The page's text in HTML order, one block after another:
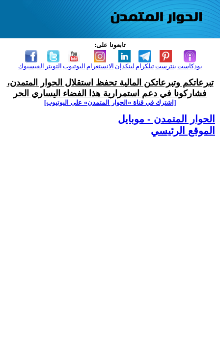
تابعونا على:
الفيسبوك التويتر اليوتيوب الانستغرام لينكدإن تيلكرامبنترست بودكاست
تبرعاتكم وتبرعاتكن المالية تحفظ استقلال الحوار المتمدن،
فشاركونا في دعم استمرارية هذا الفضاء اليساري الحر
[اشترك في قناة ‫«الحوار المتمدن» على اليوتيوب]
الحوار المتمدن - موبايل
الموقع الرئيسي